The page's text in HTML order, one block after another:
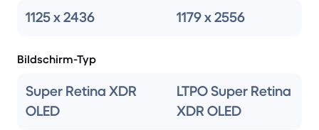
1125 x 2436 1179 x 2556
Bildschirm-Typ
Super Retina XDR
OLED
LTPO Super Retina
XDR OLED